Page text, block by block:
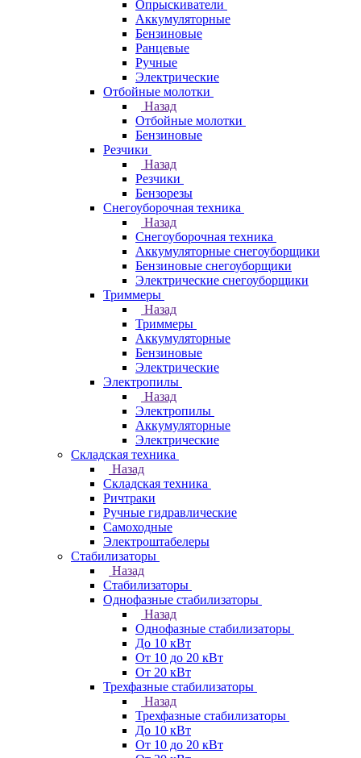
Опрыскиватели
Аккумуляторные
Бензиновые
Ранцевые
Ручные
Электрические
Отбойные молотки
Назад
Отбойные молотки
Бензиновые
Резчики
Назад
Резчики
Бензорезы
Снегоуборочная техника
Назад
Снегоуборочная техника
Аккумуляторные снегоуборщики
Бензиновые снегоуборщики
Электрические снегоуборщики
Триммеры
Назад
Триммеры
Аккумуляторные
Бензиновые
Электрические
Электропилы
Назад
Электропилы
Аккумуляторные
Электрические
Складская техника
Назад
Складская техника
Ричтраки
Ручные гидравлические
Самоходные
Электроштабелеры
Стабилизаторы
Назад
Стабилизаторы
Однофазные стабилизаторы
Назад
Однофазные стабилизаторы
До 10 кВт
От 10 до 20 кВт
От 20 кВт
Трехфазные стабилизаторы
Назад
Трехфазные стабилизаторы
До 10 кВт
От 10 до 20 кВт